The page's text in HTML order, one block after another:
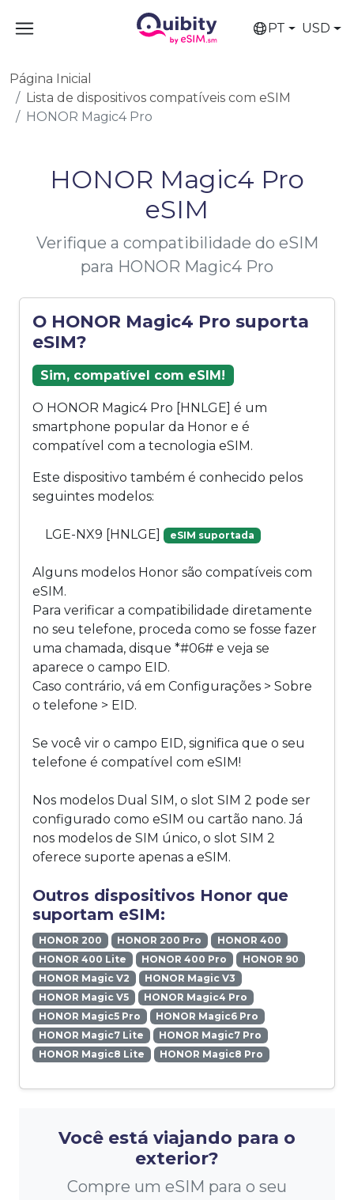
PT USD
Página Inicial
Lista de dispositivos compatíveis com eSIM
HONOR Magic4 Pro
HONOR Magic4 Pro
eSIM
Verifique a compatibilidade do eSIM
para HONOR Magic4 Pro
O HONOR Magic4 Pro suporta
eSIM?
Sim, compatível com eSIM!
O HONOR Magic4 Pro [HNLGE] é um
smartphone popular da Honor e é
compatível com a tecnologia eSIM.
Este dispositivo também é conhecido pelos
seguintes modelos:
LGE-NX9 [HNLGE] eSIM suportada
Alguns modelos Honor são compatíveis com
eSIM.
Para verificar a compatibilidade diretamente
no seu telefone, proceda como se fosse fazer
uma chamada, disque *#06# e veja se
aparece o campo EID.
Caso contrário, vá em Configurações > Sobre
o telefone > EID.
Se você vir o campo EID, significa que o seu
telefone é compatível com eSIM!
Nos modelos Dual SIM, o slot SIM 2 pode ser
configurado como eSIM ou cartão nano. Já
nos modelos de SIM único, o slot SIM 2
oferece suporte apenas a eSIM.
Outros dispositivos Honor que
suportam eSIM:
HONOR 200 HONOR 200 Pro
HONOR 400
HONOR 400 Lite
HONOR 400 Pro
HONOR 90
HONOR Magic V2
HONOR Magic V3
HONOR Magic V5
HONOR Magic4 Pro
HONOR Magic5 Pro
HONOR Magic6 Pro
HONOR Magic7 Lite
HONOR Magic7 Pro
HONOR Magic8 Lite
HONOR Magic8 Pro
Você está viajando para o
exterior?
Compre um eSIM para o seu